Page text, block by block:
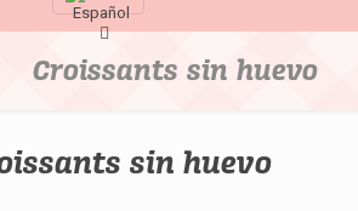
Croissants sin huevo
sin huevo